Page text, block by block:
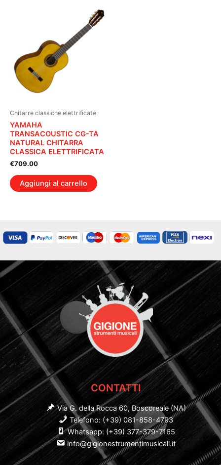
Chitarre classiche elettrificate
YAMAHA
TRANSACOUSTIC CG-TA
NATURAL CHITARRA
CLASSICA ELETTRIFICATA
€709.00
Aggiungi al carrello
CONTATTI
Via G. della Rocca 60, Boscoreale (NA)
Telefono: (+39) 081-858-4793
Whatsapp: (+39) 377-379-7165
info@gigionestrumentimusicali.it